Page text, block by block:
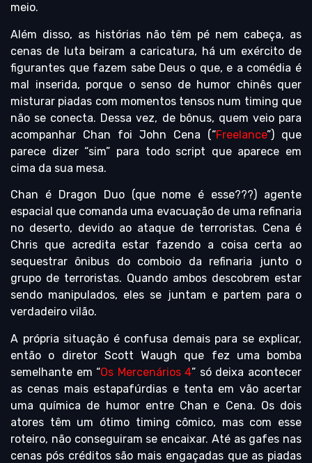
meio.
Além disso, as histórias não têm pé nem cabeça, as
cenas de luta beiram a caricatura, há um exército de
figurantes que fazem sabe Deus o que, e a comédia é
mal inserida, porque o senso de humor chinês quer
misturar piadas com momentos tensos num timing que
não se conecta. Dessa vez, de bônus, quem veio para
acompanhar Chan foi John Cena (“Freelance”) que
parece dizer “sim” para todo script que aparece em
cima da sua mesa.
Chan é Dragon Duo (que nome é esse???) agente
espacial que comanda uma evacuação de uma refinaria
no deserto, devido ao ataque de terroristas. Cena é
Chris que acredita estar fazendo a coisa certa ao
sequestrar ônibus do comboio da refinaria junto o
grupo de terroristas. Quando ambos descobrem estar
sendo manipulados, eles se juntam e partem para o
verdadeiro vilão.
A própria situação é confusa demais para se explicar,
então o diretor Scott Waugh que fez uma bomba
semelhante em “Os Mercenários 4” só deixa acontecer
as cenas mais estapafúrdias e tenta em vão acertar
uma química de humor entre Chan e Cena. Os dois
atores têm um ótimo timing cômico, mas com esse
roteiro, não conseguiram se encaixar. Até as gafes nas
cenas pós créditos são mais engaçadas que as piadas